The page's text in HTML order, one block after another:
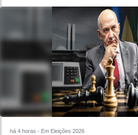
há 4 horas - Em Eleições 2026